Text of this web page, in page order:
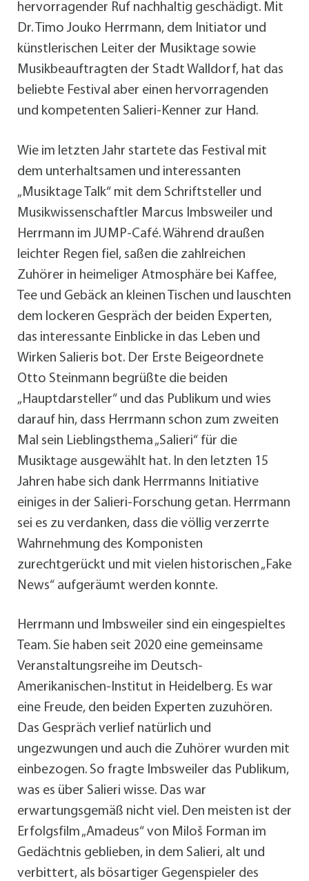
hervorragender Ruf nachhaltig geschädigt. Mit
Dr. Timo Jouko Herrmann, dem Initiator und
künstlerischen Leiter der Musiktage sowie
Musikbeauftragten der Stadt Walldorf, hat das
beliebte Festival aber einen hervorragenden
und kompetenten Salieri-Kenner zur Hand.
Wie im letzten Jahr startete das Festival mit
dem unterhaltsamen und interessanten
„Musiktage Talk“ mit dem Schriftsteller und
Musikwissenschaftler Marcus Imbsweiler und
Herrmann im JUMP-Café. Während draußen
leichter Regen fiel, saßen die zahlreichen
Zuhörer in heimeliger Atmosphäre bei Kaffee,
Tee und Gebäck an kleinen Tischen und lauschten
dem lockeren Gespräch der beiden Experten,
das interessante Einblicke in das Leben und
Wirken Salieris bot. Der Erste Beigeordnete
Otto Steinmann begrüßte die beiden
„Hauptdarsteller“ und das Publikum und wies
darauf hin, dass Herrmann schon zum zweiten
Mal sein Lieblingsthema „Salieri“ für die
Musiktage ausgewählt hat. In den letzten 15
Jahren habe sich dank Herrmanns Initiative
einiges in der Salieri-Forschung getan. Herrmann
sei es zu verdanken, dass die völlig verzerrte
Wahrnehmung des Komponisten
zurechtgerückt und mit vielen historischen „Fake
News“ aufgeräumt werden konnte.
Herrmann und Imbsweiler sind ein eingespieltes
Team. Sie haben seit 2020 eine gemeinsame
Veranstaltungsreihe im Deutsch-
Amerikanischen-Institut in Heidelberg. Es war
eine Freude, den beiden Experten zuzuhören.
Das Gespräch verlief natürlich und
ungezwungen und auch die Zuhörer wurden mit
einbezogen. So fragte Imbsweiler das Publikum,
was es über Salieri wisse. Das war
erwartungsgemäß nicht viel. Den meisten ist der
Erfolgsfilm „Amadeus“ von Miloš Forman im
Gedächtnis geblieben, in dem Salieri, alt und
verbittert, als bösartiger Gegenspieler des